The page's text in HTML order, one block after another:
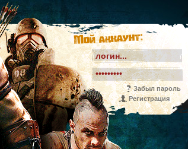
Мой аккаунт:
Забыл пароль
Регистрация